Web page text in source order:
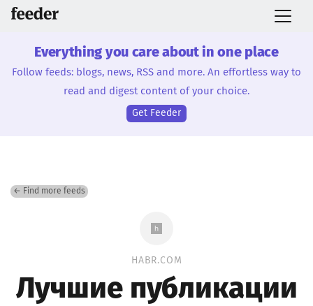
Everything you care about in one place
Follow feeds: blogs, news, RSS and more. An effortless way to
read and digest content of your choice.
Get Feeder
← Find more feeds
HABR.COM
Лучшие публикации